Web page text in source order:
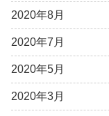
2020年8月
2020年7月
2020年5月
2020年3月